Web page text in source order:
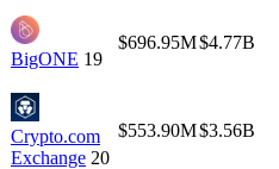
BigONE 19
$696.95M$4.77B
Crypto.com
Exchange 20
$553.90M$3.56B